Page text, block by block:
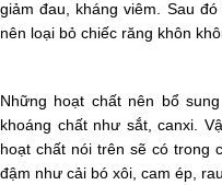
giảm đau, kháng viêm. Sau
nên loại bỏ chiếc răng khôn
Những hoạt chất nên bổ
khoáng chất như sắt, canxi.
hoạt chất nói trên sẽ có trong
đậm như cải bó xôi, cam ép,